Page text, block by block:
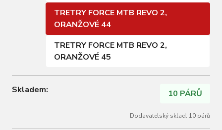
TRETRY FORCE MTB REVO 2,
ORANŽOVÉ 44
TRETRY FORCE MTB REVO 2,
ORANŽOVÉ 45
Skladem: 10 PÁRŮ
Dodavatelský sklad: 10 párů